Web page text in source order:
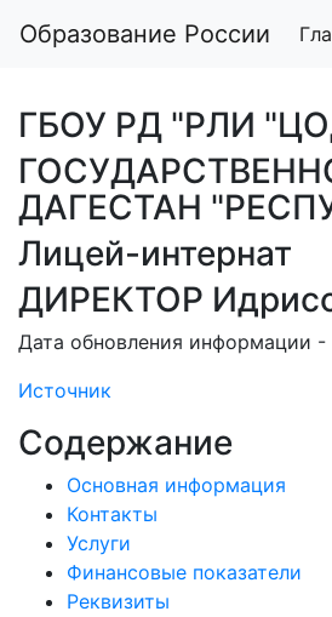
Образование России
ГБОУ РД "РЛИ
ДАГЕСТАН
Лицей-интернат
ДИРЕКТОР
Дата обновления информации -
Источник
Содержание
Основная информация
Контакты
Услуги
Финансовые показатели
Реквизиты